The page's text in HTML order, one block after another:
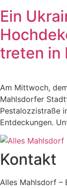
Ein
treten in
Am Mittwoch,
Mahlsdorfer
Pestalozzistraße
Entdeckungen.
Kontakt
Alles Mahlsdorf –